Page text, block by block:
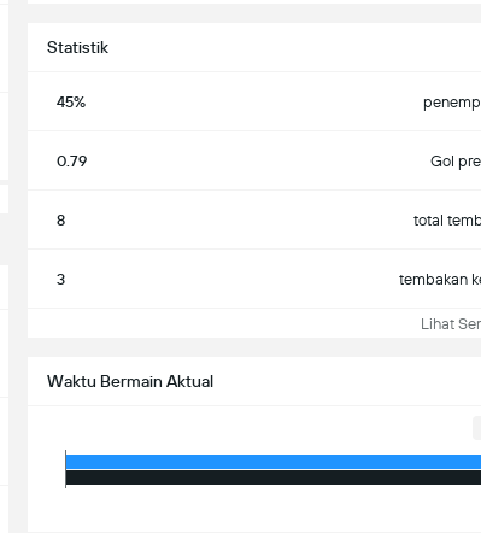
Statistik
45%
0.79 Gol
8 total
3 tembakan
Lihat
Waktu Bermain Aktual